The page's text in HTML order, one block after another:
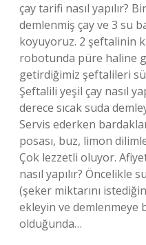
çay tarifi nasıl yapılır?
demlenmiş çay ve 3 su
koyuyoruz. 2 şeftalinin
robotunda püre haline
getirdiğimiz şeftalileri
Şeftalili yeşil çay nasıl
derece sıcak suda
Servis ederken
posası, buz, limon
Çok lezzetli oluyor.
nasıl yapılır? Öncelikle
(şeker miktarını
ekleyin ve demlenmeye
olduğunda…